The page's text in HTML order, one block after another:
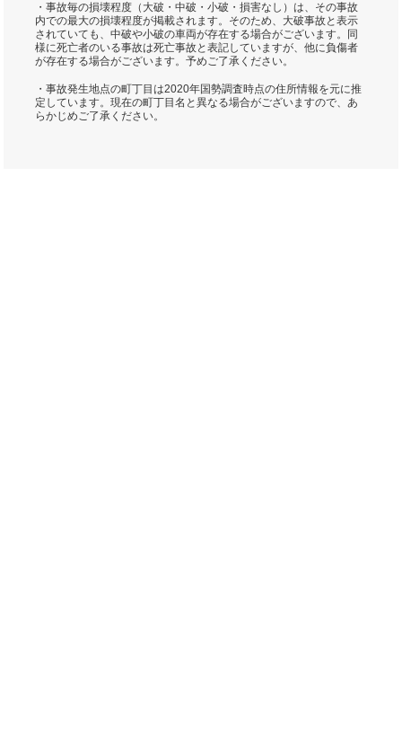
・事故毎の損壊程度（大破・中破・小破・損害なし）は、その事故
内での最大の損壊程度が掲載されます。そのため、大破事故と表示
されていても、中破や小破の車両が存在する場合がございます。同
様に死亡者のいる事故は死亡事故と表記していますが、他に負傷者
が存在する場合がございます。予めご了承ください。
・事故発生地点の町丁目は2020年国勢調査時点の住所情報を元に推
定しています。現在の町丁目名と異なる場合がございますので、あ
らかじめご了承ください。